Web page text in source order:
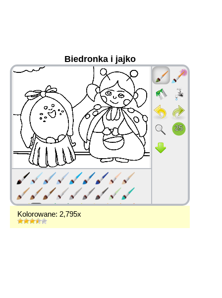
Biedronka i jajko
36
Kolorowane: 2,795x